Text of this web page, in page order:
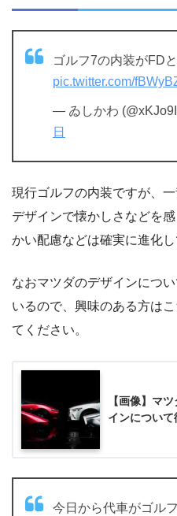
ゴルフ7の内装がFD
pic.twitter.com/
— ゐしかわ
日
現行ゴルフの内装ですが、
デザインで懐かしさなどを
かい配慮などは確実に進化し
なおマツダのデザインにつ
いるので、興味のある方は
てください。
【画像】マ
インについて
今日から代車がゴル